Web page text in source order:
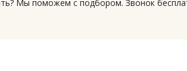
Мы поможем с подбором. Звонок